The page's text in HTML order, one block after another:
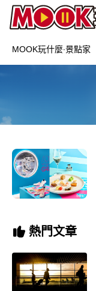
MOOK玩什麼‧景點家
熱門文章